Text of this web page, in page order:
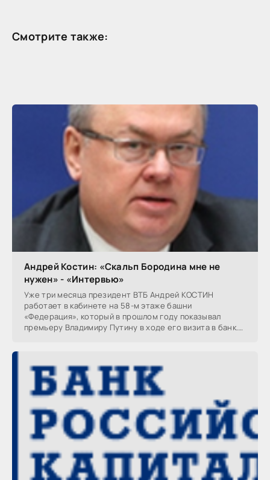
Смотрите также:
Андрей Костин: «Скальп Бородина мне не
нужен» - «Интервью»
Уже три месяца президент ВТБ Андрей КОСТИН
работает в кабинете на 58-м этаже башни
«Федерация», который в прошлом году показывал
премьеру Владимиру Путину в ходе его визита в банк.